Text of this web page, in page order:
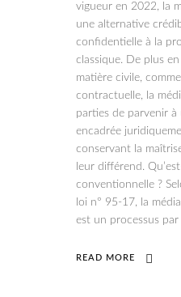
vigueur en 2022, la
une alternative
confidentielle à la
classique. De plus
matière civile,
contractuelle, la
parties de parvenir
encadrée
conservant la
leur différend.
conventionnelle ?
loi n° 95-17, la
est un processus par
READ MORE